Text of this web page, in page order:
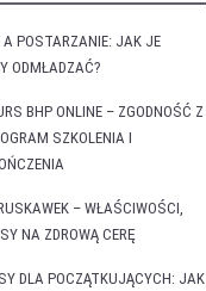
A POSTARZANIE: JAK JE
ODMŁADZAĆ?
BHP ONLINE – ZGODNOŚĆ Z
SZKOLENIA I
– WŁAŚCIWOŚCI,
NA ZDROWĄ CERĘ
DLA POCZĄTKUJĄCYCH: JAK